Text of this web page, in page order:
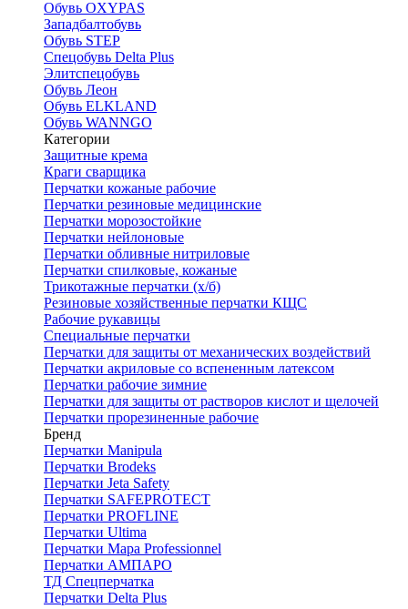
Обувь OXYPAS
Западбалтобувь
Обувь STEP
Спецобувь Delta Plus
Элитспецобувь
Обувь Леон
Обувь ELKLAND
Обувь WANNGO
Категории
Защитные крема
Краги сварщика
Перчатки кожаные рабочие
Перчатки резиновые медицинские
Перчатки морозостойкие
Перчатки нейлоновые
Перчатки обливные нитриловые
Перчатки спилковые, кожаные
Трикотажные перчатки (х/б)
Резиновые хозяйственные перчатки КЩС
Рабочие рукавицы
Специальные перчатки
Перчатки для защиты от механических воздействий
Перчатки акриловые со вспененным латексом
Перчатки рабочие зимние
Перчатки для защиты от растворов кислот и щелочей
Перчатки прорезиненные рабочие
Бренд
Перчатки Manipula
Перчатки Brodeks
Перчатки Jeta Safety
Перчатки SAFEPROTECT
Перчатки PROFLINE
Перчатки Ultima
Перчатки Мара Professionnel
Перчатки АМПАРО
ТД Спецперчатка
Перчатки Delta Plus